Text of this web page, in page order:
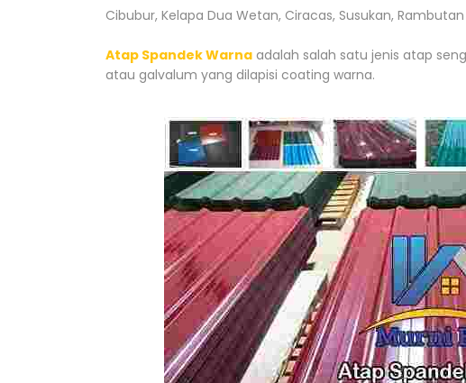
Cibubur, Kelapa Dua Wetan, Ciracas, Susukan,
Atap Spandek Warna adalah salah satu jenis atap
atau galvalum yang dilapisi coating warna.